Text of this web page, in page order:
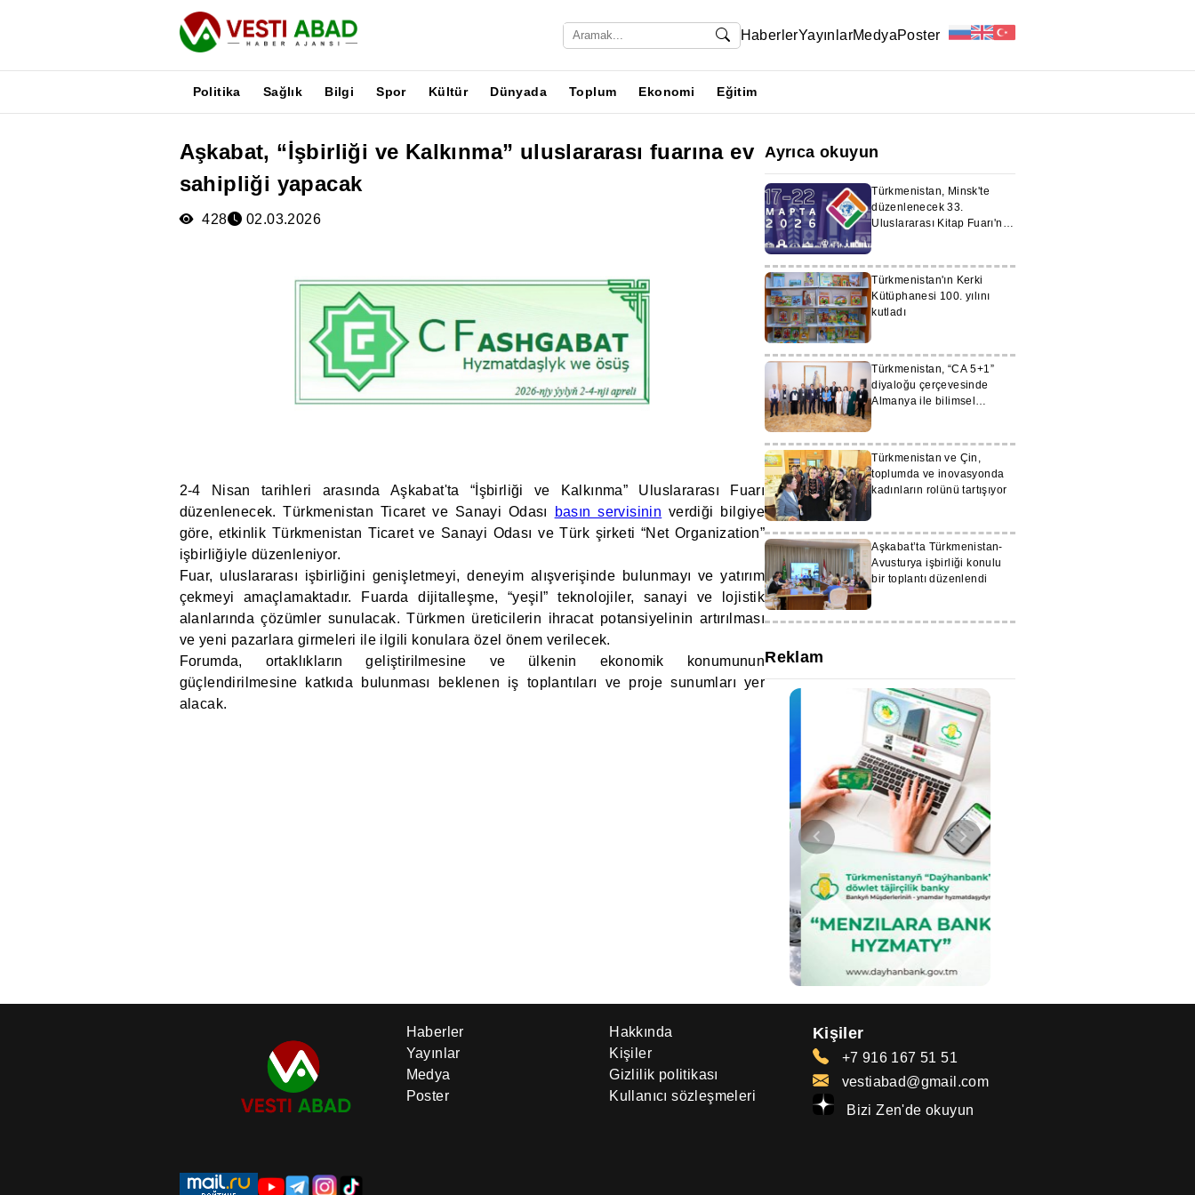
HaberlerYayınlarMedyaPoster
Politika Sağlık Bilgi Spor Kültür Dünyada Toplum Ekonomi Eğitim
Aşkabat, “İşbirliği ve Kalkınma” uluslararası fuarına ev
sahipliği yapacak
428 02.03.2026
2-4 Nisan tarihleri arasında Aşkabat'ta “İşbirliği ve Kalkınma” Uluslararası Fuarı
düzenlenecek. Türkmenistan Ticaret ve Sanayi Odası
basın servisinin verdiği bilgiye
göre, etkinlik Türkmenistan Ticaret ve Sanayi Odası ve Türk şirketi “Net Organization”
işbirliğiyle düzenleniyor.
Fuar, uluslararası işbirliğini genişletmeyi, deneyim alışverişinde bulunmayı ve yatırım
çekmeyi amaçlamaktadır. Fuarda dijitalleşme, “yeşil” teknolojiler, sanayi ve lojistik
alanlarında çözümler sunulacak. Türkmen üreticilerin ihracat potansiyelinin artırılması
ve yeni pazarlara girmeleri ile ilgili konulara özel önem verilecek.
Forumda, ortaklıkların geliştirilmesine ve ülkenin ekonomik konumunun
güçlendirilmesine katkıda bulunması beklenen iş toplantıları ve proje sunumları yer
alacak.
Ayrıca okuyun
Türkmenistan, Minsk'te
düzenlenecek 33.
Uluslararası Kitap Fuarı'nda
Türkmenistan'ın Kerki
Kütüphanesi 100. yılını
kutladı
Türkmenistan, “CA 5+1”
diyaloğu çerçevesinde
Almanya ile bilimsel
Türkmenistan ve Çin,
toplumda ve inovasyonda
kadınların rolünü tartışıyor
Aşkabat’ta Türkmenistan-
Avusturya işbirliği konulu
bir toplantı düzenlendi
Reklam
Haberler
Yayınlar
Medya
Poster
Hakkında
Kişiler
Gizlilik politikası
Kullanıcı sözleşmeleri
Kişiler
+7 916 167 51 51
vestiabad@gmail.com
Bizi Zen'de okuyun